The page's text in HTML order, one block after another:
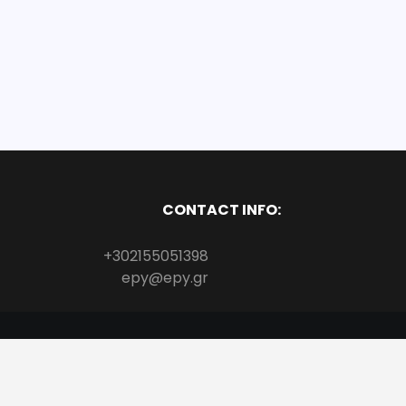
CONTACT INFO:
+302155051398
epy@epy.gr